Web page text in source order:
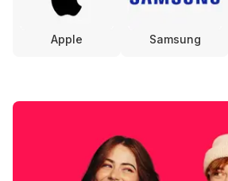
Apple Samsung